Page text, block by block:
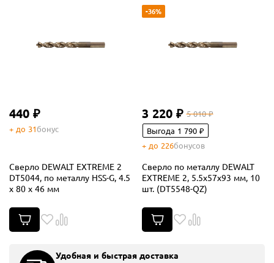
440 ₽
+ до 31бонус
Сверло DEWALT EXTREME 2
DT5044, по металлу HSS-G, 4.5
x 80 x 46 мм
-36%
3 220 ₽ 5 010 ₽
Выгода 1 790 ₽
+ до 226бонусов
Сверло по металлу DEWALT
EXTREME 2, 5.5x57x93 мм, 10
шт. (DT5548-QZ)
Удобная и быстрая доставка